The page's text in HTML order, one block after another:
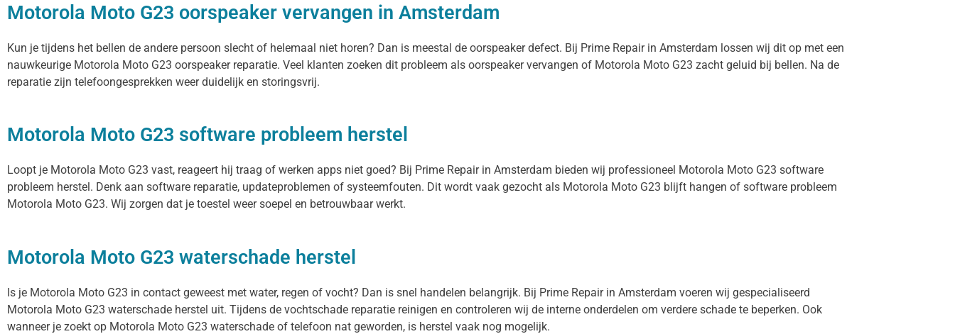
Motorola Moto G23 oorspeaker vervangen in Amsterdam
Kun je tijdens het bellen de andere persoon slecht of helemaal niet horen? Dan is meestal de oorspeaker defect. Bij Prime Repair in Amsterdam lossen wij dit op met een
nauwkeurige Motorola Moto G23 oorspeaker reparatie. Veel klanten zoeken dit probleem als oorspeaker vervangen of Motorola Moto G23 zacht geluid bij bellen. Na de
reparatie zijn telefoongesprekken weer duidelijk en storingsvrij.
Motorola Moto G23 software probleem herstel
Loopt je Motorola Moto G23 vast, reageert hij traag of werken apps niet goed? Bij Prime Repair in Amsterdam bieden wij professioneel Motorola Moto G23 software
probleem herstel. Denk aan software reparatie, updateproblemen of systeemfouten. Dit wordt vaak gezocht als Motorola Moto G23 blijft hangen of software probleem
Motorola Moto G23. Wij zorgen dat je toestel weer soepel en betrouwbaar werkt.
Motorola Moto G23 waterschade herstel
Is je Motorola Moto G23 in contact geweest met water, regen of vocht? Dan is snel handelen belangrijk. Bij Prime Repair in Amsterdam voeren wij gespecialiseerd
Motorola Moto G23 waterschade herstel uit. Tijdens de vochtschade reparatie reinigen en controleren wij de interne onderdelen om verdere schade te beperken. Ook
wanneer je zoekt op Motorola Moto G23 waterschade of telefoon nat geworden, is herstel vaak nog mogelijk.